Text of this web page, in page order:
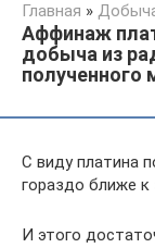
Главная »
Аффинаж
добыча из
полученного
С виду платина
гораздо ближе к
И этого